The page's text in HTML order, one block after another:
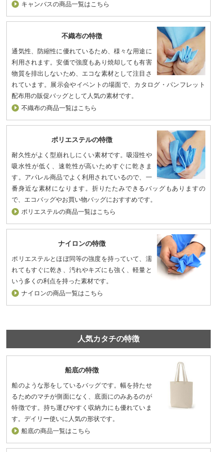
キャンバスの商品一覧はこちら
不織布の特徴
通気性、防縮性に優れているため、様々な用途に
利用されます。安価で強度もあり焼却しても有害
物質を排出しないため、エコな素材として注目さ
れています。展示会やイベントの場面で、カタログ・パンフレット
配布用の販促バッグとして人気の素材です。
不織布の商品一覧はこちら
ポリエステルの特徴
耐久性がよく型崩れしにくい素材です。吸湿性や
吸水性が低く、速乾性が高いためすぐに乾きま
す。アパレル商品でよく利用されているので、一
番身近な素材になります。折りたたみできるバッグもありますの
で、エコバッグやお買い物バッグにおすすめです。
ポリエステルの商品一覧はこちら
ナイロンの特徴
ポリエステルとほぼ同等の強度を持っていて、濡
れてもすぐに乾き、汚れやキズにも強く、軽量と
いう多くの利点を持った素材です。
ナイロンの商品一覧はこちら
人気カタチの特徴
船底の特徴
船のような形をしているバッグです。幅を持たせ
るためのマチが側面になく、底面にのみあるのが
特徴です。持ち運びやすく収納力にも優れていま
す。デイリー使いに人気の形状です。
船底の商品一覧はこちら